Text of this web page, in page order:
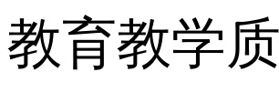
教育教学质